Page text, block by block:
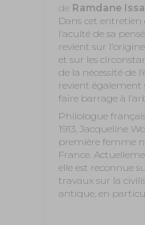
de Ramdane
Dans cet
l’acuité de sa
revient sur
et sur les
de la nécessité de
revient également
faire barrage à
Philologue
1913, Jacqueline
première femme
France.
elle est reconnue
travaux sur la
antique, en